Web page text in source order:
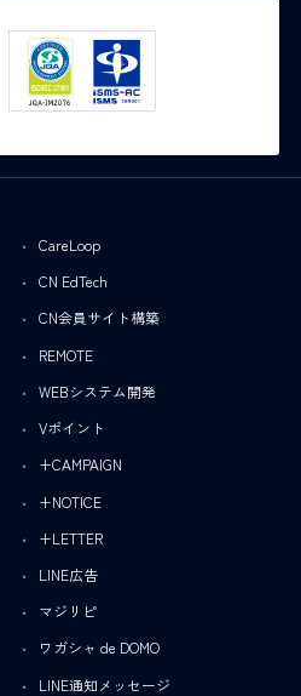
CareLoop
CN EdTech
CN会員サイト構築
REMOTE
WEBシステム開発
Vポイント
+CAMPAIGN
+NOTICE
+LETTER
LINE広告
マジリピ
ワガシャ de DOMO
LINE通知メッセージ